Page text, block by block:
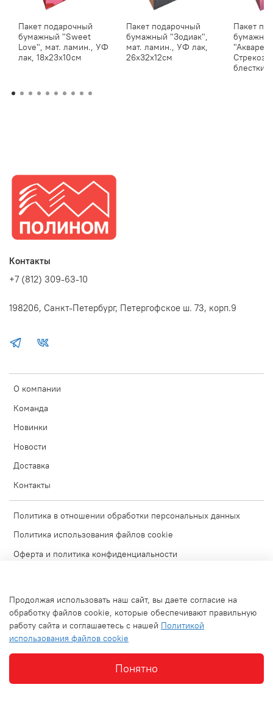
Пакет подарочный
бумажный "Sweet
Love", мат. ламин., УФ
лак, 18x23x10см
Пакет подарочный
бумажный "Зодиак",
мат. ламин., УФ лак,
26x32x12см
Пакет
блестки,
О компании
Команда
Новинки
Новости
Доставка
Контакты
Политика в отношении обработки персональных данных
Политика использования файлов cookie
Оферта и политика конфиденциальности
Блог
Обратная связь
Контакты
+7 (812) 309-63-10
198206, Санкт-Петербург, Петергофское ш. 73, корп.9
Интернет-магазин создан на inSales
Продолжая использовать наш сайт, вы даете согласие на
обработку файлов cookie, которые обеспечивают правильную
работу сайта и соглашаетесь с нашей Политикой
использования файлов cookie
Понятно